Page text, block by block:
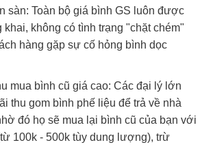
sàn: Toàn bộ giá bình GS luôn được
khai, không có tình trạng "chặt chém"
hàng gặp sự cố hỏng bình dọc
mua bình cũ giá cao: Các đại lý lớn
thu gom bình phế liệu để trả về nhà
đó họ sẽ mua lại bình cũ của bạn với
100k - 500k tùy dung lượng), trừ